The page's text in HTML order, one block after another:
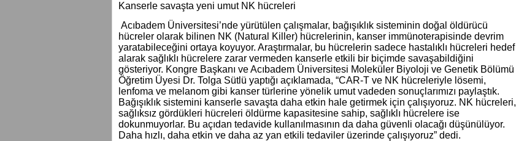
Kanserle savaşta yeni umut NK hücreleri
Acıbadem Üniversitesi’nde yürütülen çalışmalar, bağışıklık sisteminin doğal öldürücü
hücreler olarak bilinen NK (Natural Killer) hücrelerinin, kanser immünoterapisinde devrim
yaratabileceğini ortaya koyuyor. Araştırmalar, bu hücrelerin sadece hastalıklı hücreleri hedef
alarak sağlıklı hücrelere zarar vermeden kanserle etkili bir biçimde savaşabildiğini
gösteriyor. Kongre Başkanı ve Acıbadem Üniversitesi Moleküler Biyoloji ve Genetik Bölümü
Öğretim Üyesi Dr. Tolga Sütlü yaptığı açıklamada, “CAR-T ve NK hücreleriyle lösemi,
lenfoma ve melanom gibi kanser türlerine yönelik umut vadeden sonuçlarımızı paylaştık.
Bağışıklık sistemini kanserle savaşta daha etkin hale getirmek için çalışıyoruz. NK hücreleri,
sağlıksız gördükleri hücreleri öldürme kapasitesine sahip, sağlıklı hücrelere ise
dokunmuyorlar. Bu açıdan tedavide kullanılmasının da daha güvenli olacağı düşünülüyor.
Daha hızlı, daha etkin ve daha az yan etkili tedaviler üzerinde çalışıyoruz” dedi.